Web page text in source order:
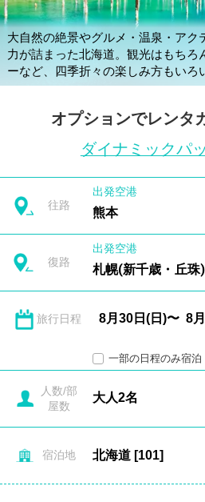
大自然の絶景やグルメ・温泉・アク
力が詰まった北海道。観光はもちろ
ーなど、四季折々の楽しみ方もいろ
オプションでレンタ
ダイナミックパ
往路
出発空港
熊本
復路
出発空港
札幌(新千歳・丘珠)
旅行日程
一部の日程のみ宿泊
人数/部
屋数
宿泊地